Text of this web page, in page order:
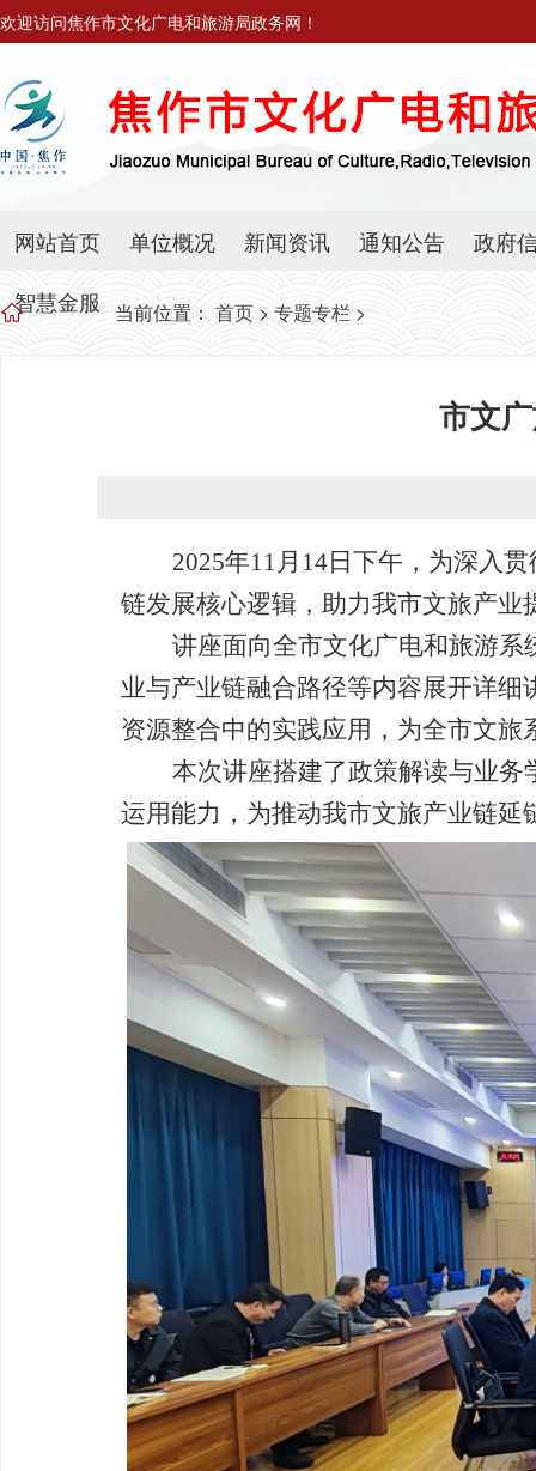
欢迎访问焦作市文化广电和旅游局政务网！
网站首页 单位概况 新闻资讯 通知公告
政府
智慧金服
当前位置： 首页> 专题专栏 >
市文
2025年11月 14日下午，为深入
链发展核心逻辑，助力我市文旅产
讲座面向全市文化广电和旅游
业与产业链融合路径等内容展开详
资源整合中的实践应用，为全市文
本次讲座搭建了政策解读与业
运用能力，为推动我市文旅产业链